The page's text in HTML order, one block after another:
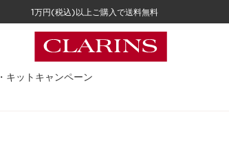
1万円(税込)以上ご購入で送料無料
キット キャンペーン